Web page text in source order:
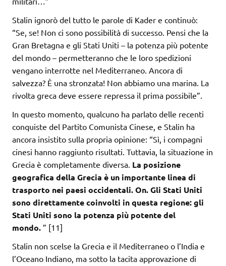
Stalin ignorò del tutto le parole di Kader e continuò:
“Se, se! Non ci sono possibilità di successo. Pensi che la
Gran Bretagna e gli Stati Uniti – la potenza più potente
del mondo – permetteranno che le loro spedizioni
vengano interrotte nel Mediterraneo. Ancora di
salvezza? È una stronzata! Non abbiamo una marina. La
rivolta greca deve essere repressa il prima possibile”.
In questo momento, qualcuno ha parlato delle recenti
conquiste del Partito Comunista Cinese, e Stalin ha
ancora insistito sulla propria opinione: “Sì, i compagni
cinesi hanno raggiunto risultati. Tuttavia, la situazione in
Grecia è completamente diversa. La posizione
geografica della Grecia è un importante linea di
trasporto nei paesi occidentali. On. Gli Stati Uniti
sono direttamente coinvolti in questa regione: gli
Stati Uniti sono la potenza più potente del
mondo. ” [11]
Stalin non scelse la Grecia e il Mediterraneo o l’India e
l’Oceano Indiano, ma sotto la tacita approvazione di